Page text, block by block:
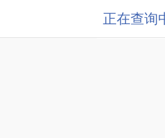
正在查询